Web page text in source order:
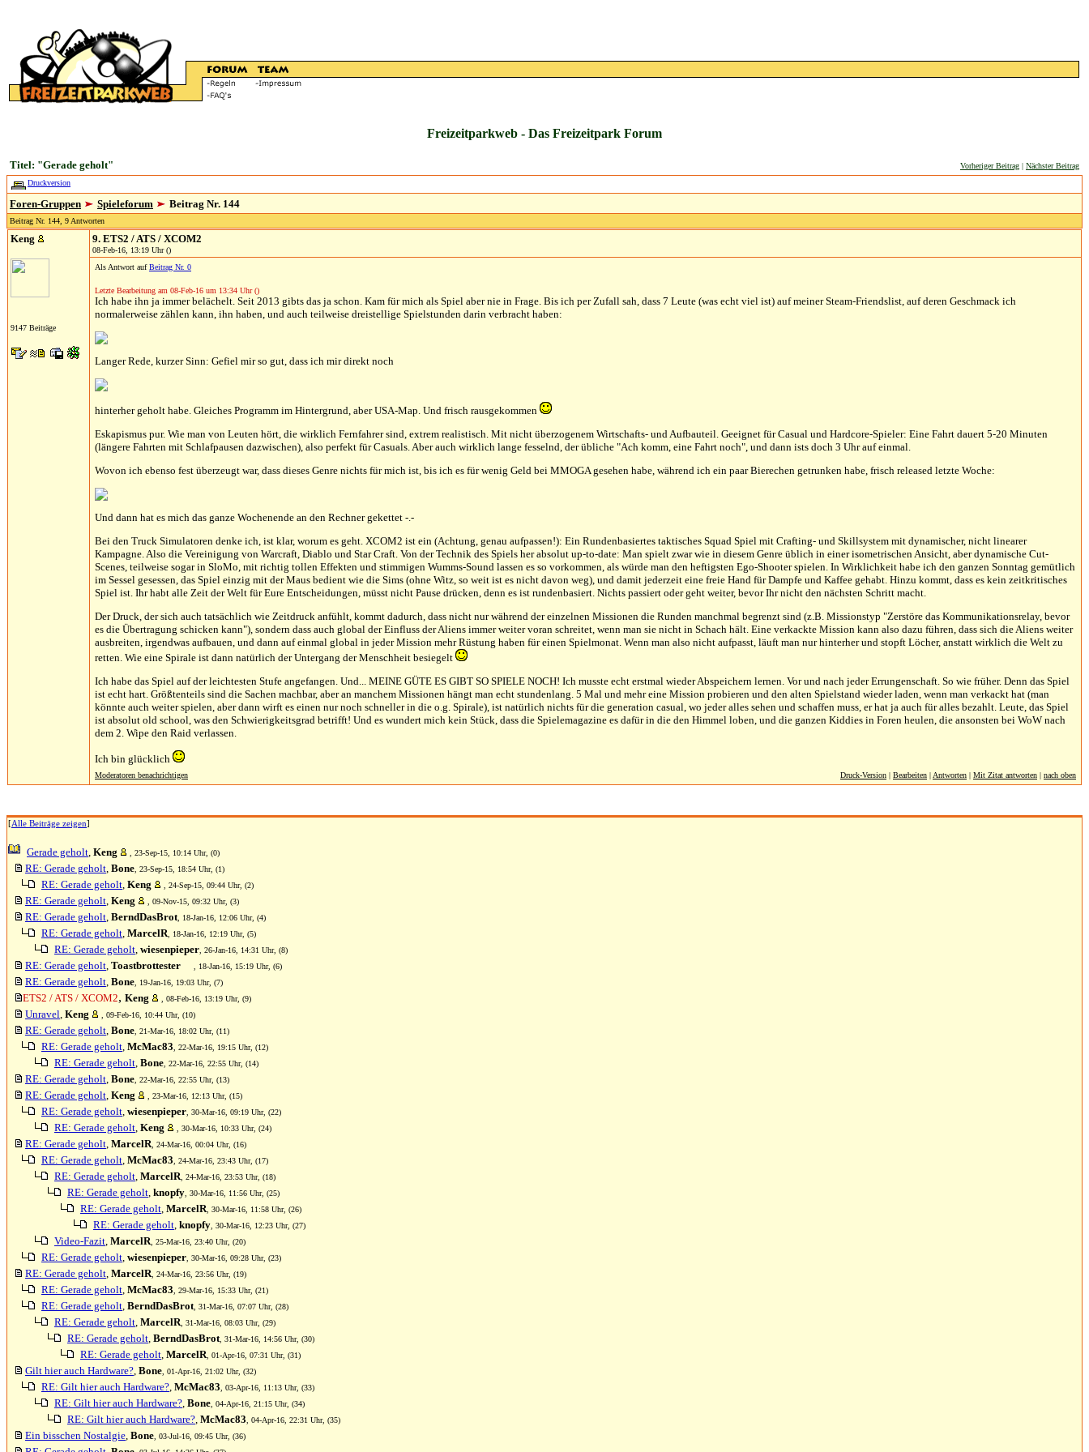
Freizeitparkweb - Das Freizeitpark Forum
Titel: "Gerade geholt" Vorheriger Beitrag | Nächster Beitrag
Druckversion
Foren-Gruppen Spieleforum Beitrag Nr. 144
Beitrag Nr. 144, 9 Antworten
Keng
9147 Beiträge
9. ETS2 / ATS / XCOM2
08-Feb-16, 13:19 Uhr ()
Als Antwort aufBeitrag Nr. 0
Letzte Bearbeitung am 08-Feb-16 um 13:34 Uhr ()
Ich habe ihn ja immer belächelt. Seit 2013 gibts das ja schon. Kam für mich als Spiel aber nie in Frage. Bis ich per Zufall sah, dass 7 Leute (was echt viel ist) auf meiner Steam-Friendslist, auf deren Geschmack ich
normalerweise zählen kann, ihn haben, und auch teilweise dreistellige Spielstunden darin verbracht haben:
Langer Rede, kurzer Sinn: Gefiel mir so gut, dass ich mir direkt noch
hinterher geholt habe. Gleiches Programm im Hintergrund, aber USA-Map. Und frisch rausgekommen
Eskapismus pur. Wie man von Leuten hört, die wirklich Fernfahrer sind, extrem realistisch. Mit nicht überzogenem Wirtschafts- und Aufbauteil. Geeignet für Casual und Hardcore-Spieler: Eine Fahrt dauert 5-20 Minuten
(längere Fahrten mit Schlafpausen dazwischen), also perfekt für Casuals. Aber auch wirklich lange fesselnd, der übliche "Ach komm, eine Fahrt noch", und dann ists doch 3 Uhr auf einmal.
Wovon ich ebenso fest überzeugt war, dass dieses Genre nichts für mich ist, bis ich es für wenig Geld bei MMOGA gesehen habe, während ich ein paar Bierechen getrunken habe, frisch released letzte Woche:
Und dann hat es mich das ganze Wochenende an den Rechner gekettet -.-
Bei den Truck Simulatoren denke ich, ist klar, worum es geht. XCOM2 ist ein (Achtung, genau aufpassen!): Ein Rundenbasiertes taktisches Squad Spiel mit Crafting- und Skillsystem mit dynamischer, nicht linearer
Kampagne. Also die Vereinigung von Warcraft, Diablo und Star Craft. Von der Technik des Spiels her absolut up-to-date: Man spielt zwar wie in diesem Genre üblich in einer isometrischen Ansicht, aber dynamische Cut-
Scenes, teilweise sogar in SloMo, mit richtig tollen Effekten und stimmigen Wumms-Sound lassen es so vorkommen, als würde man den heftigsten Ego-Shooter spielen. In Wirklichkeit habe ich den ganzen Sonntag gemütlich
im Sessel gesessen, das Spiel einzig mit der Maus bedient wie die Sims (ohne Witz, so weit ist es nicht davon weg), und damit jederzeit eine freie Hand für Dampfe und Kaffee gehabt. Hinzu kommt, dass es kein zeitkritisches
Spiel ist. Ihr habt alle Zeit der Welt für Eure Entscheidungen, müsst nicht Pause drücken, denn es ist rundenbasiert. Nichts passiert oder geht weiter, bevor Ihr nicht den nächsten Schritt macht.
Der Druck, der sich auch tatsächlich wie Zeitdruck anfühlt, kommt dadurch, dass nicht nur während der einzelnen Missionen die Runden manchmal begrenzt sind (z.B. Missionstyp "Zerstöre das Kommunikationsrelay, bevor
es die Übertragung schicken kann"), sondern dass auch global der Einfluss der Aliens immer weiter voran schreitet, wenn man sie nicht in Schach hält. Eine verkackte Mission kann also dazu führen, dass sich die Aliens weiter
ausbreiten, irgendwas aufbauen, und dann auf einmal global in jeder Mission mehr Rüstung haben für einen Spielmonat. Wenn man also nicht aufpasst, läuft man nur hinterher und stopft Löcher, anstatt wirklich die Welt zu
retten. Wie eine Spirale ist dann natürlich der Untergang der Menschheit besiegelt
Ich habe das Spiel auf der leichtesten Stufe angefangen. Und... MEINE GÜTE ES GIBT SO SPIELE NOCH! Ich musste echt erstmal wieder Abspeichern lernen. Vor und nach jeder Errungenschaft. So wie früher. Denn das Spiel
ist echt hart. Größtenteils sind die Sachen machbar, aber an manchem Missionen hängt man echt stundenlang. 5 Mal und mehr eine Mission probieren und den alten Spielstand wieder laden, wenn man verkackt hat (man
könnte auch weiter spielen, aber dann wirft es einen nur noch schneller in die o.g. Spirale), ist natürlich nichts für die generation casual, wo jeder alles sehen und schaffen muss, er hat ja auch für alles bezahlt. Leute, das Spiel
ist absolut old school, was den Schwierigkeitsgrad betrifft! Und es wundert mich kein Stück, dass die Spielemagazine es dafür in die den Himmel loben, und die ganzen Kiddies in Foren heulen, die ansonsten bei WoW nach
dem 2. Wipe den Raid verlassen.
Ich bin glücklich
Moderatoren benachrichtigen Druck-Version | Bearbeiten | Antworten | Mit Zitat antworten | nach oben
[Alle Beiträge zeigen]
Gerade geholt, Keng , 23-Sep-15, 10:14 Uhr, (0)
RE: Gerade geholt, Bone , 23-Sep-15, 18:54 Uhr, (1)
RE: Gerade geholt, Keng , 24-Sep-15, 09:44 Uhr, (2)
RE: Gerade geholt, Keng , 09-Nov-15, 09:32 Uhr, (3)
RE: Gerade geholt, BerndDasBrot , 18-Jan-16, 12:06 Uhr, (4)
RE: Gerade geholt, MarcelR , 18-Jan-16, 12:19 Uhr, (5)
RE: Gerade geholt, wiesenpieper , 26-Jan-16, 14:31 Uhr, (8)
RE: Gerade geholt, Toastbrottester , 18-Jan-16, 15:19 Uhr, (6)
RE: Gerade geholt, Bone , 19-Jan-16, 19:03 Uhr, (7)
ETS2 / ATS / XCOM2, Keng , 08-Feb-16, 13:19 Uhr, (9)
Unravel, Keng , 09-Feb-16, 10:44 Uhr, (10)
RE: Gerade geholt, Bone , 21-Mar-16, 18:02 Uhr, (11)
RE: Gerade geholt, McMac83 , 22-Mar-16, 19:15 Uhr, (12)
RE: Gerade geholt, Bone , 22-Mar-16, 22:55 Uhr, (14)
RE: Gerade geholt, Bone , 22-Mar-16, 22:55 Uhr, (13)
RE: Gerade geholt, Keng , 23-Mar-16, 12:13 Uhr, (15)
RE: Gerade geholt, wiesenpieper , 30-Mar-16, 09:19 Uhr, (22)
RE: Gerade geholt, Keng , 30-Mar-16, 10:33 Uhr, (24)
RE: Gerade geholt, MarcelR , 24-Mar-16, 00:04 Uhr, (16)
RE: Gerade geholt, McMac83 , 24-Mar-16, 23:43 Uhr, (17)
RE: Gerade geholt, MarcelR , 24-Mar-16, 23:53 Uhr, (18)
RE: Gerade geholt, knopfy , 30-Mar-16, 11:56 Uhr, (25)
RE: Gerade geholt, MarcelR , 30-Mar-16, 11:58 Uhr, (26)
RE: Gerade geholt, knopfy , 30-Mar-16, 12:23 Uhr, (27)
Video-Fazit, MarcelR , 25-Mar-16, 23:40 Uhr, (20)
RE: Gerade geholt, wiesenpieper , 30-Mar-16, 09:28 Uhr, (23)
RE: Gerade geholt, MarcelR , 24-Mar-16, 23:56 Uhr, (19)
RE: Gerade geholt, McMac83 , 29-Mar-16, 15:33 Uhr, (21)
RE: Gerade geholt, BerndDasBrot , 31-Mar-16, 07:07 Uhr, (28)
RE: Gerade geholt, MarcelR , 31-Mar-16, 08:03 Uhr, (29)
RE: Gerade geholt, BerndDasBrot , 31-Mar-16, 14:56 Uhr, (30)
RE: Gerade geholt, MarcelR , 01-Apr-16, 07:31 Uhr, (31)
Gilt hier auch Hardware?, Bone , 01-Apr-16, 21:02 Uhr, (32)
RE: Gilt hier auch Hardware?, McMac83 , 03-Apr-16, 11:13 Uhr, (33)
RE: Gilt hier auch Hardware?, Bone , 04-Apr-16, 21:15 Uhr, (34)
RE: Gilt hier auch Hardware?, McMac83 , 04-Apr-16, 22:31 Uhr, (35)
Ein bisschen Nostalgie, Bone , 03-Jul-16, 09:45 Uhr, (36)